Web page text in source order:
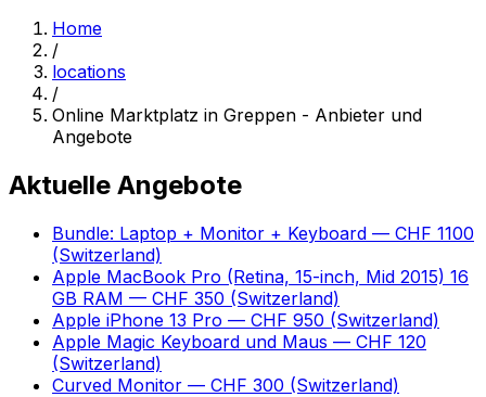
Home
/
locations
/
Online Marktplatz in Greppen - Anbieter und
Angebote
Aktuelle Angebote
Bundle: Laptop + Monitor + Keyboard — CHF 1100
(Switzerland)
Apple MacBook Pro (Retina, 15-inch, Mid 2015) 16
GB RAM — CHF 350 (Switzerland)
Apple iPhone 13 Pro — CHF 950 (Switzerland)
Apple Magic Keyboard und Maus — CHF 120
(Switzerland)
Curved Monitor — CHF 300 (Switzerland)